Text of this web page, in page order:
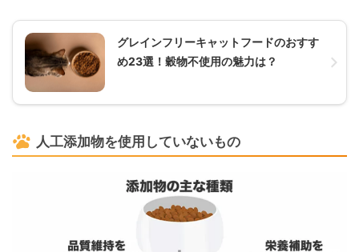
グレインフリーキャットフードのおすす
め23選！穀物不使用の魅力は？
人工添加物を使用していないもの